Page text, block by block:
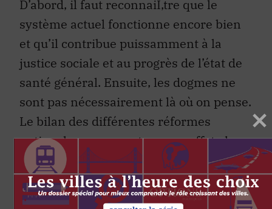
D’abord, il faut reconnaiÌ‚tre que le
système actuel fonctionne encore bien
et qu’il contribue puissamment à la
justice sociale et au progrès de l’état de
santé général. Ensuite, les dogmes ne
sont pas nécessairement là où on pense.
Le bilan des différentes réformes
nationales ne permet pas, en effet, de
conclure à la supériorité de la «
symbiose » privé-public, sauf peuté‚tre
pour les plus riches. Lorsque les